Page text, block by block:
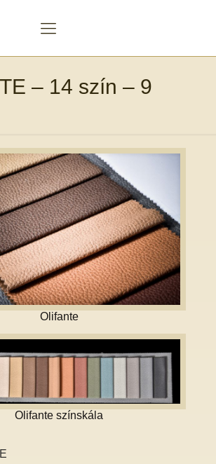
– 14 szín – 9
Olifante
Olifante színskála